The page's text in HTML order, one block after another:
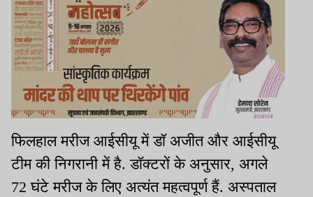
फिलहाल मरीज आईसीयू में डॉ अजीत और आईसीयू
टीम की निगरानी में है. डॉक्टरों के अनुसार, अगले
72 घंटे मरीज के लिए अत्यंत महत्वपूर्ण हैं. अस्पताल